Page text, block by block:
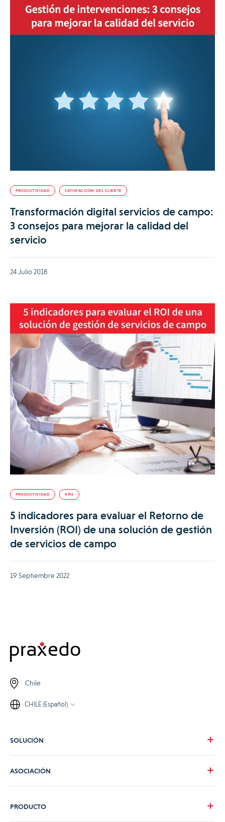
PRODUCTIVIDAD SATISFACCIÓN DEL CLIENTE
Transformación digital servicios de campo:
3 consejos para mejorar la calidad del
servicio
24 Julio 2018
PRODUCTIVIDAD KPIS
5 indicadores para evaluar el Retorno de
Inversión (ROI) de una solución de gestión
de servicios de campo
19 Septiembre 2022
Chile
CHILE (Español)
SOLUCIÓN
Tarifas
ASOCIACIÓN
PRODUCTO